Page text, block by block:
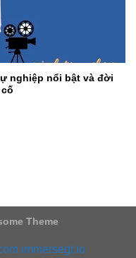
nghiệp nổi bật và đời
Theme
immersegt.io